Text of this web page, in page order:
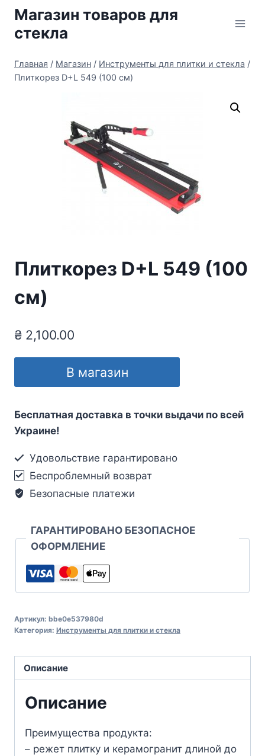
Перейти
содержимому
Магазин товаров для
стекла
Главная / Магазин / Инструменты для плитки и стекла /
Плиткорез D+L 549 (100 см)
Плиткорез D+L 549 (100
см)
₴ 2,100.00
В магазин
Бесплатная доставка в точки выдачи по всей
Украине!
Удовольствие гарантировано
Беспроблемный возврат
Безопасные платежи
ГАРАНТИРОВАНО БЕЗОПАСНОЕ
ОФОРМЛЕНИЕ
Артикул: bbe0e537980d
Категория: Инструменты для плитки и стекла
Описание
Описание
Преимущества продукта:
– режет плитку и керамогранит длиной до